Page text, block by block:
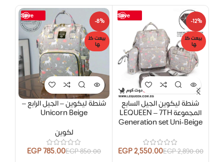
Save
-12%
بيعت كل
ها
شنطة ليكوين الجيل السابع
المجموعة LEQUEEN – 7TH
Generation set Uni-Beige
2,890.00
EGP
2,550.00
EGP
Save
-8%
بيعت كل
ها
شنطة ليكوين – الجيل الرابع –
Unicorn Beige
لكوين
850.00
EGP
785.00
EGP